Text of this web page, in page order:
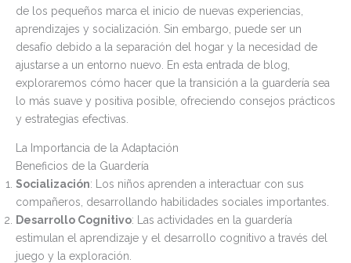
de los pequeños marca el inicio de nuevas experiencias,
aprendizajes y socialización. Sin embargo, puede ser un
desafío debido a la separación del hogar y la necesidad de
ajustarse a un entorno nuevo. En esta entrada de blog,
exploraremos cómo hacer que la transición a la guardería sea
lo más suave y positiva posible, ofreciendo consejos prácticos
y estrategias efectivas.
La Importancia de la Adaptación
Beneficios de la Guardería
Socialización: Los niños aprenden a interactuar con sus
compañeros, desarrollando habilidades sociales importantes.
Desarrollo Cognitivo: Las actividades en la guardería
estimulan el aprendizaje y el desarrollo cognitivo a través del
juego y la exploración.